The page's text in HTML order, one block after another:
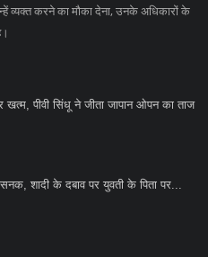
व्यक्त करने का मौका देना, उनके अधिकारों के
खत्म, पीवी सिंधू ने जीता जापान ओपन का ताज
शादी के दबाव पर युवती के पिता पर...